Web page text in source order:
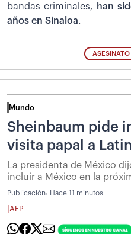
bandas criminales,
han
años en Sinaloa.
ASESINATO
Mundo
Sheinbaum pide
visita papal a
La presidenta de México
incluir a México en la
Publicación: Hace 11 minutos
AFP